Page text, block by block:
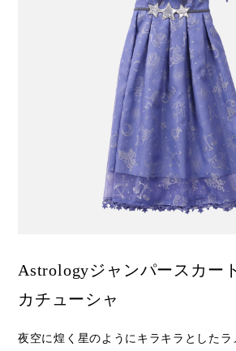
Astrologyジャンパースカー
カチューシャ
夜空に煌く星のようにキラキラとしたラ